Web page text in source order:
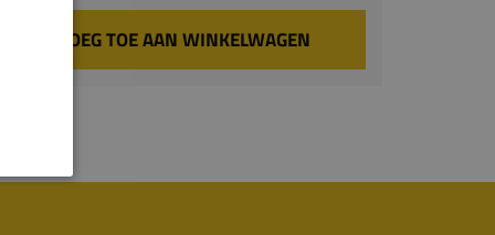
VOEG TOE AAN WINKELWAGEN